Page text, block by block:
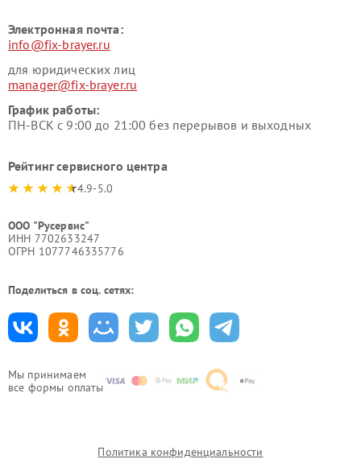
Мы принимаем
все формы оплаты
Электронная почта:
info@fix-brayer.ru
для юридических лиц
manager@fix-brayer.ru
График работы:
ПН-ВСК с 9:00 до 21:00 без перерывов и выходных
Рейтинг сервисного центра
4.9-5.0
ООО "Русервис"
ИНН 7702633247
ОГРН 1077746335776
Поделиться в соц. сетях:
Политика конфиденциальности